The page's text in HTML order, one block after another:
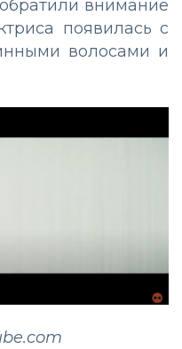
внимание
появилась с
волосами и